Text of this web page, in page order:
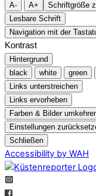
A- A+
Schriftgröße
Lesbare Schrift
Navigation mit der
Kontrast
Hintergrund
black
white green
Links unterstreichen
Links ervorheben
Farben & Bilder
Einstellungen
Schließen
Accessibility by WAH